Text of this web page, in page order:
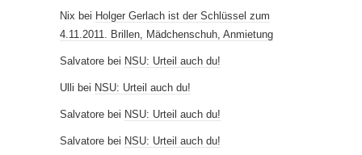
Nix bei Holger Gerlach ist der Schlüssel zum
4.11.2011. Brillen, Mädchenschuh, Anmietung
Salvatore bei NSU: Urteil auch du!
Ulli bei NSU: Urteil auch du!
Salvatore bei NSU: Urteil auch du!
Salvatore bei NSU: Urteil auch du!